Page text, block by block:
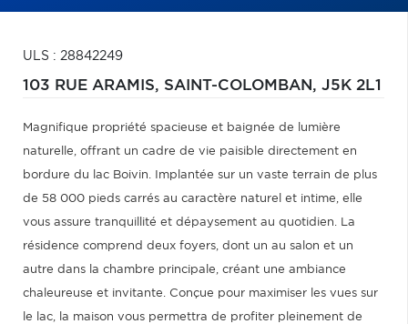
ULS : 28842249
103 RUE ARAMIS, SAINT-COLOMBAN, J5K 2L1
Magnifique propriété spacieuse et baignée de lumière
naturelle, offrant un cadre de vie paisible directement en
bordure du lac Boivin. Implantée sur un vaste terrain de plus
de 58 000 pieds carrés au caractère naturel et intime, elle
vous assure tranquillité et dépaysement au quotidien. La
résidence comprend deux foyers, dont un au salon et un
autre dans la chambre principale, créant une ambiance
chaleureuse et invitante. Conçue pour maximiser les vues sur
le lac, la maison vous permettra de profiter pleinement de